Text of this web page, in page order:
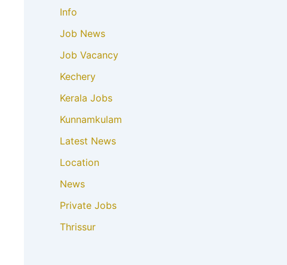
Info
Job News
Job Vacancy
Kechery
Kerala Jobs
Kunnamkulam
Latest News
Location
News
Private Jobs
Thrissur